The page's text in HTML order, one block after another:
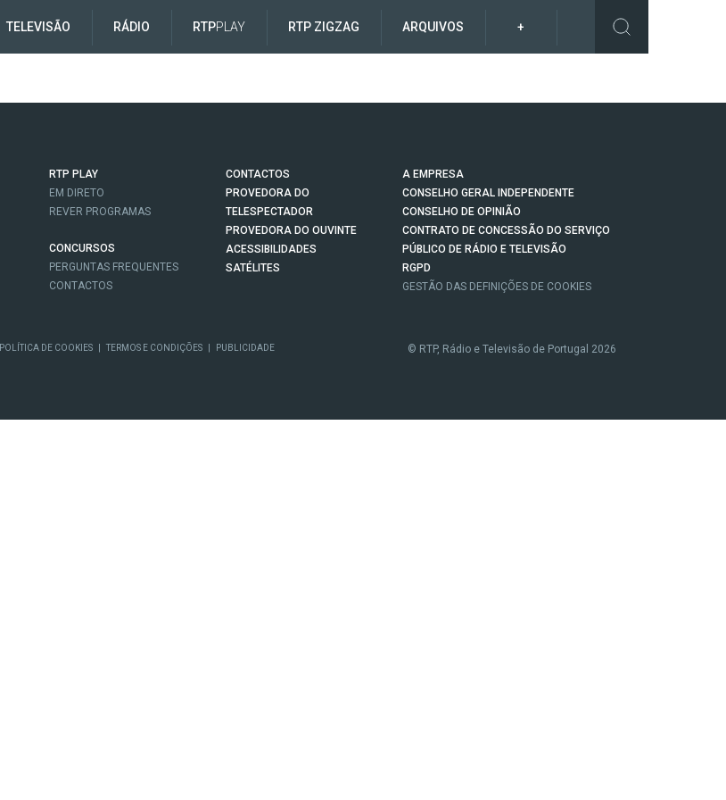
TELEVISÃO RÁDIO RTPPLAY RTP ZIGZAG ARQUIVOS +
RTP PLAY
EM DIRETO
REVER PROGRAMAS
CONCURSOS
PERGUNTAS FREQUENTES
CONTACTOS
CONTACTOS
PROVEDORA DO
TELESPECTADOR
PROVEDORA DO OUVINTE
ACESSIBILIDADES
SATÉLITES
A EMPRESA
CONSELHO GERAL INDEPENDENTE
CONSELHO DE OPINIÃO
CONTRATO DE CONCESSÃO DO SERVIÇO
PÚBLICO DE RÁDIO E TELEVISÃO
RGPD
GESTÃO DAS DEFINIÇÕES DE COOKIES
POLÍTICA DE COOKIES TERMOS E CONDIÇÕES PUBLICIDADE © RTP, Rádio e Televisão de Portugal 2026